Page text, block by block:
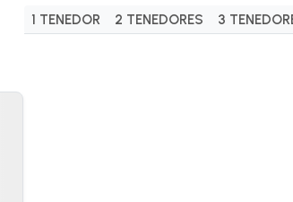
1 TENEDOR 2 TENEDORES 3